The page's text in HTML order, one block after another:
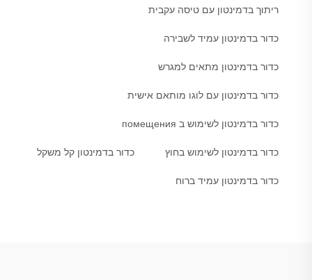
ריתוך בדמינטון עם טיסה עקבית
כדור בדמינטון עמיד לשבירה
כדור בדמינטון מתאים למגרש
כדור בדמינטון עם לוגו מותאם אישית
כדור בדמינטון לשימוש ב помещения
כדור בדמינטון לשימוש בחוץ כדור בדמינטון קל משקל
כדור בדמינטון עמיד ברוח